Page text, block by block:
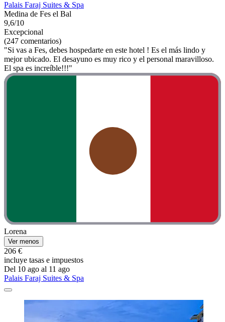
Palais Faraj Suites & Spa
Medina de Fes el Bal
9,6/10
Excepcional
(247 comentarios)
"Si vas a Fes, debes hospedarte en este hotel ! Es el más lindo y
mejor ubicado. El desayuno es muy rico y el personal maravilloso.
El spa es increíble!!!"
Lorena
Ver menos
206 €
incluye tasas e impuestos
Del 10 ago al 11 ago
Palais Faraj Suites & Spa